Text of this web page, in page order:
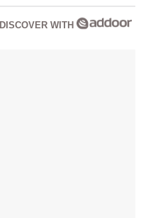
DISCOVER WITH